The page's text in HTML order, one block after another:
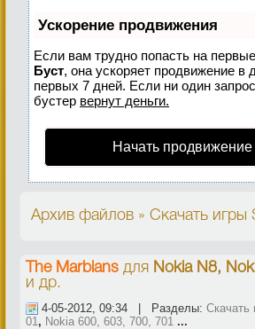
Ускорение продвижения
Если вам трудно попасть на
Буст, она ускоряет продвижение в
первых 7 дней. Если ни один
бустер вернут деньги.
Начать продвижение
Архив файлов » Скачать игры
The Marbians для Nokia N8,
и др.
4-05-2012, 09:34 | Разделы: Скачать
01, Nokia 600, 603, 700, 701 ...